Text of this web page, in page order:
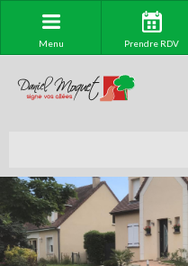
Menu Prendre RDV